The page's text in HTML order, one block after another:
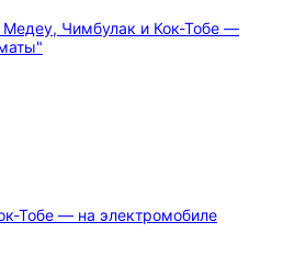
Тобе — на электромобиле